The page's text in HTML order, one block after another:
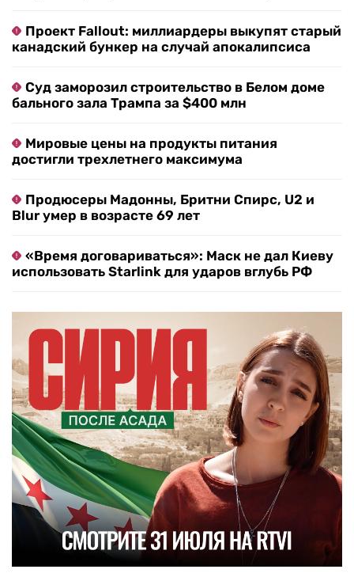
Проект Fallout: миллиардеры выкупят старый
канадский бункер на случай апокалипсиса
Суд заморозил строительство в Белом доме
бального зала Трампа за $400 млн
Мировые цены на продукты питания
достигли трехлетнего максимума
Продюсеры Мадонны, Бритни Спирс, U2 и
Blur умер в возрасте 69 лет
«Время договариваться»: Маск не дал Киеву
использовать Starlink для ударов вглубь РФ